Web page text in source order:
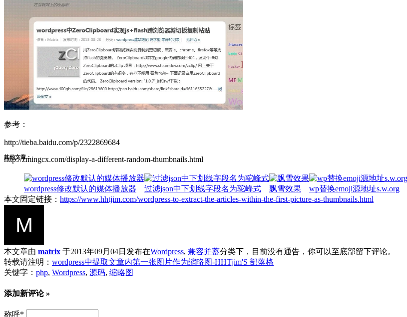
参考：
http://tieba.baidu.com/p/2322869684
http://zmingcx.com/display-a-different-random-thumbnails.html
其他文章：
wordpress修改默认的媒体播放器 过滤json中下划线字段名为驼峰式 飘雪效果 wp替换emoji源地址s.w.org
本文固定链接： https://www.hhtjim.com/wordpress-to-extract-the-articles-within-the-first-picture-as-thumbnails.html
本文章由 matrix 于2013年09月04日发布在Wordpress, 兼容并蓄分类下，目前没有通告，你可以至底部留下评论。
转载请注明： wordpress中提取文章内第一张图片作为缩略图-HHTjim'S 部落格
关键字： php, Wordpress, 源码, 缩略图
添加新评论 »
称呼*